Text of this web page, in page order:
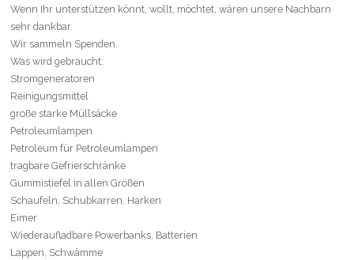
Wenn Ihr unterstützen könnt, wollt, möchtet, wären unsere Nachbarn
sehr dankbar.
Wir sammeln Spenden.
Was wird gebraucht:
Stromgeneratoren
Reinigungsmittel
große starke Müllsäcke
Petroleumlampen
Petroleum für Petroleumlampen
tragbare Gefrierschränke
Gummistiefel in allen Größen
Schaufeln, Schubkarren, Harken
Eimer
Wiederaufladbare Powerbanks, Batterien
Lappen, Schwämme